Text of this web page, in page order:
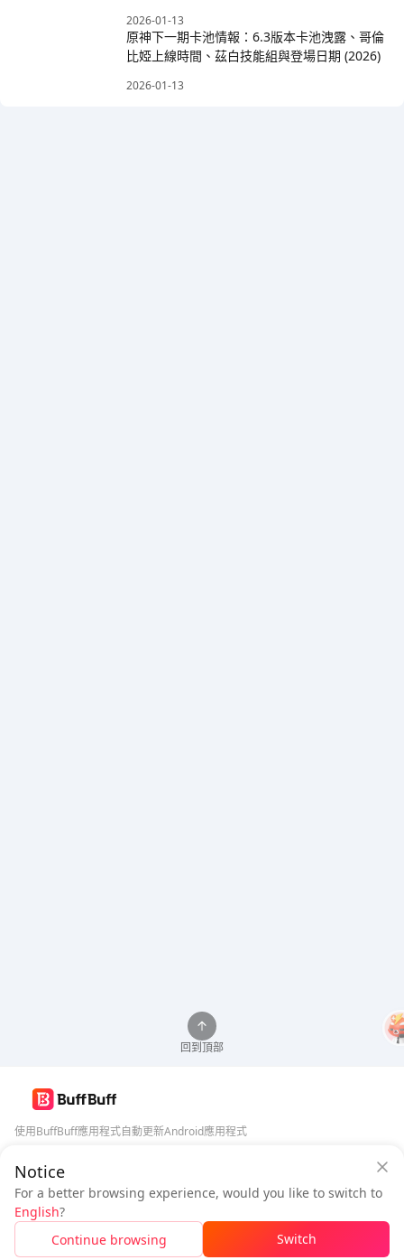
價格明細
$1.17
登入即可 獲得 50 點數 (0.50 USD)+1 點數 (0.01USD)
已售罄
2026-01-13
原神下一期卡池情報：6.3版本卡池洩露、哥倫
比婭上線時間、茲白技能組與登場日期 (2026)
2026-01-13
Notice
For a better browsing experience, would you like to switch to
English?
Continue browsing
Switch
回到頂部
使用BuffBuff應用程式自動更新Android應用程式
追蹤我們